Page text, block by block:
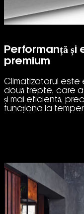
Performanță și
premium
Climatizatorul este
două trepte, care
și mai eficientă,
funcționa la